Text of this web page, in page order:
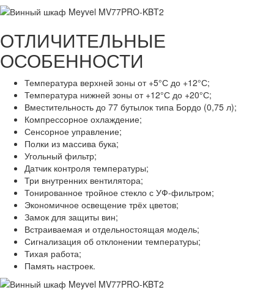
ОТЛИЧИТЕЛЬНЫЕ
ОСОБЕННОСТИ
Температура верхней зоны от +5°С до +12°С;
Температура нижней зоны от +12°С до +20°С;
Вместительность до 77 бутылок типа Бордо (0,75 л);
Компрессорное охлаждение;
Сенсорное управление;
Полки из массива бука;
Угольный фильтр;
Датчик контроля температуры;
Три внутренних вентилятора;
Тонированное тройное стекло с УФ-фильтром;
Экономичное освещение трёх цветов;
Замок для защиты вин;
Встраиваемая и отдельностоящая модель;
Сигнализация об отклонении температуры;
Тихая работа;
Память настроек.